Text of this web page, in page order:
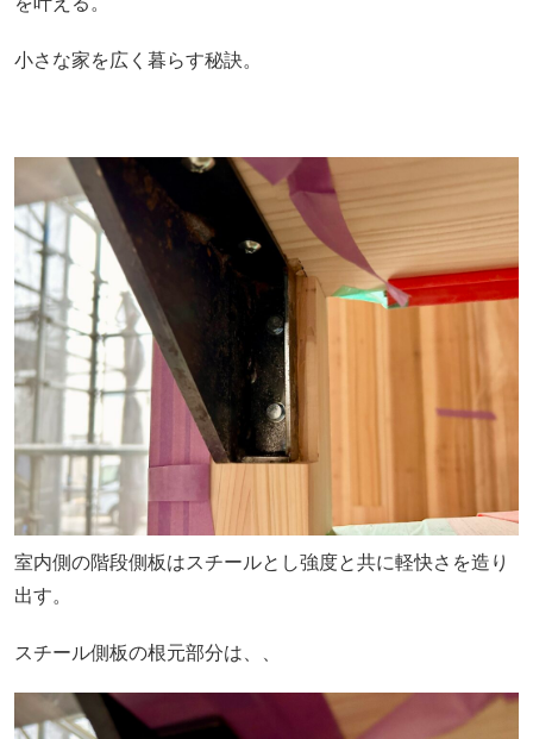
小さな家を広く暮らす秘訣。
室内側の階段側板はスチールとし強度と共に軽快さを造り
出す。
スチール側板の根元部分は、、